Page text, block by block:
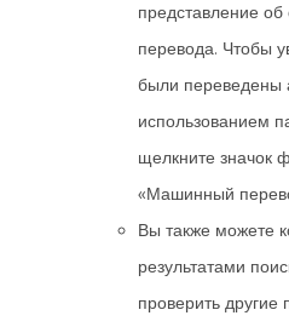
представление
перевода. Чтобы
были переведены
использованием
щелкните значок
«Машинный
Вы также можете
результатами
проверить